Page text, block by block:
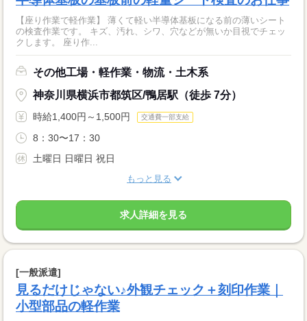
【座り作業で軽作業】 薄くて軽い半導体基板になる前の薄いシート
の検査作業です。 キズ、汚れ、シワ、穴などが無いか目視でチェッ
クします。 座り作...
その他工場・軽作業・物流・土木系
神奈川県横浜市都筑区/鴨居駅（徒歩 7分）
時給1,400円～1,500円 交通費一部支給
8：30〜17：30
土曜日 日曜日 祝日
もっと見る
求人詳細を見る
[一般派遣]
見るだけじゃない♪外観チェック＋刻印作業｜
小型部品の軽作業